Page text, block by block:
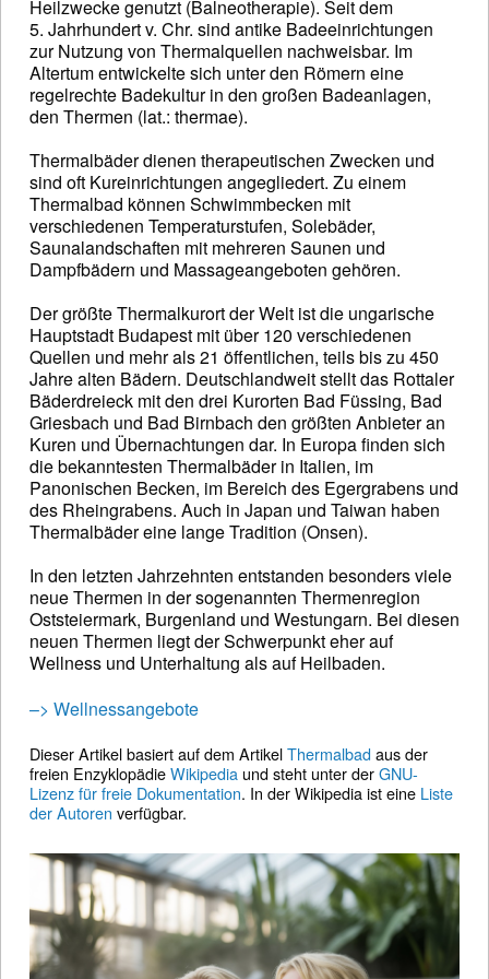
Heilzwecke genutzt (Balneotherapie). Seit dem
5. Jahrhundert v. Chr. sind antike Badeeinrichtungen
zur Nutzung von Thermalquellen nachweisbar. Im
Altertum entwickelte sich unter den Römern eine
regelrechte Badekultur in den großen Badeanlagen,
den Thermen (lat.: thermae).
Thermalbäder dienen therapeutischen Zwecken und
sind oft Kureinrichtungen angegliedert. Zu einem
Thermalbad können Schwimmbecken mit
verschiedenen Temperaturstufen, Solebäder,
Saunalandschaften mit mehreren Saunen und
Dampfbädern und Massageangeboten gehören.
Der größte Thermalkurort der Welt ist die ungarische
Hauptstadt Budapest mit über 120 verschiedenen
Quellen und mehr als 21 öffentlichen, teils bis zu 450
Jahre alten Bädern. Deutschlandweit stellt das Rottaler
Bäderdreieck mit den drei Kurorten Bad Füssing, Bad
Griesbach und Bad Birnbach den größten Anbieter an
Kuren und Übernachtungen dar. In Europa finden sich
die bekanntesten Thermalbäder in Italien, im
Panonischen Becken, im Bereich des Egergrabens und
des Rheingrabens. Auch in Japan und Taiwan haben
Thermalbäder eine lange Tradition (Onsen).
In den letzten Jahrzehnten entstanden besonders viele
neue Thermen in der sogenannten Thermenregion
Oststeiermark, Burgenland und Westungarn. Bei diesen
neuen Thermen liegt der Schwerpunkt eher auf
Wellness und Unterhaltung als auf Heilbaden.
–> Wellnessangebote
Dieser Artikel basiert auf dem ArtikelThermalbadaus der
freien EnzyklopädieWikipedia und steht unter derGNU-
Lizenz für freie Dokumentation. In der Wikipedia ist eine Liste
der Autoren verfügbar.